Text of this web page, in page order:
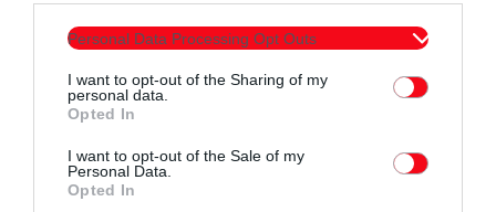
Personal Data Processing Opt Outs
I want to opt-out of the Sharing of my
personal data.
Opted In
I want to opt-out of the Sale of my
Personal Data.
Opted In
Ηρακλής Αμμουδιάς – ΠΑΟΠ Νέας Αμισού
Αλεξανδρούπολη FC – Άρης Πηγών
Απόλλων Καλαμαριάς – Ποσειδών Ν. Μηχανιώνας
Νέστος Χρυσούπολης – Θερμαϊκός Θέρμης
Απόλλων Παραλιμνίου – Κιλκισιακός